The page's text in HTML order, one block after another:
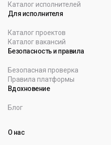
Каталог исполнителей
Для исполнителя
Каталог проектов
Каталог вакансий
Безопасность и правила
Безопасная проверка
Правила платформы
Вдохновение
Блог
О нас